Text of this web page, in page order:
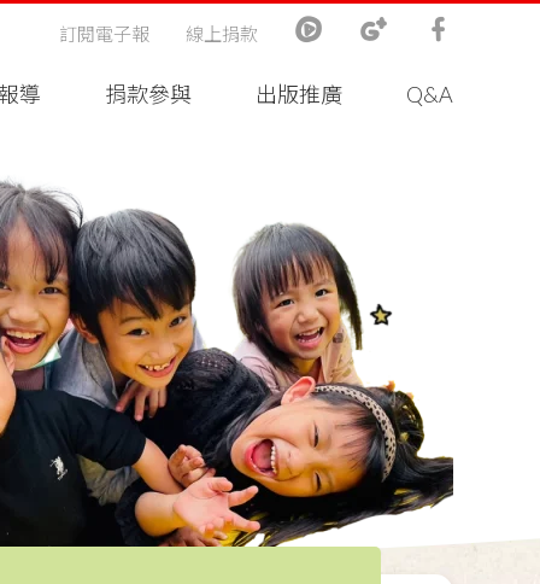
導 捐款參與 出版推廣 Q&A
訂閱電子報 線上捐款